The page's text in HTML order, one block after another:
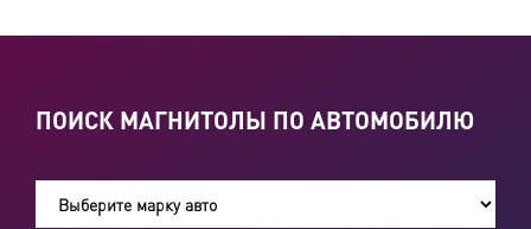
ПОИСК МАГНИТОЛЫ ПО АВТОМОБИЛЮ